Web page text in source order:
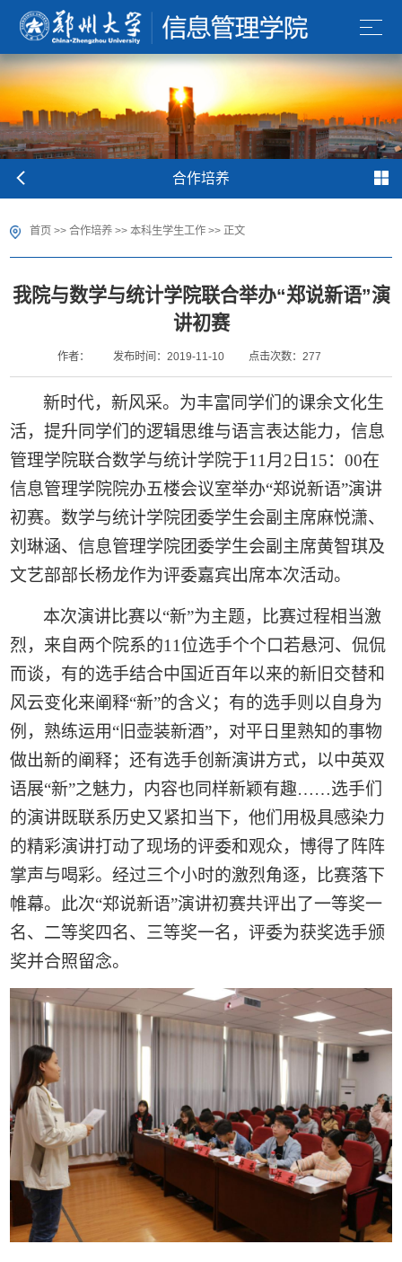
合作培养
首页 >>合作培养 >>本科生学生工作 >> 正文
我院与数学与统计学院联合举办“郑说新语”演
讲初赛
作者： 发布时间：2019-11-10 点击次数： 277
新时代，新风采。 为丰富同学们 的课余文化生
活，提升同学们 的逻辑思维与语言表达能力，信息
管理学院联合数学与统计学院于11月2日 15：00在
信息管理学院院办五楼会议室举办“郑说新语”演讲
初赛。 数学与统计学院团委学生会副 主席麻悦潇、
刘琳涵、信息管理学院团委学生会副主席黄智琪及
文艺部部长杨龙作为评委嘉宾出席本次活动。
本次演讲比赛以“新”为主题，
比赛过程相当激
烈， 来自两个院系的11位选手个个口若悬河、侃侃
而谈， 有的选手结合中国近百年以来的新旧交替和
风云变化来阐释“新”的含义； 有的选手则以自身为
例 ， 熟练运用“ 旧壶装新酒”，对平 日里熟知的事物
做出新的阐释；还有选手创新演讲方式， 以中英双
语展“新”之魅力，内容也同样新颖有趣……选手们
的演讲既联系历史又紧扣当下，他们用极具感染力
的精彩演讲打动了现场的评委和观众，博得了 阵阵
掌声与喝彩。经过三个小时的激烈角逐，比赛落下
帷幕。此次“郑说新语”演讲初赛共评出了一等奖一
名、 二等奖四名、 三等奖一名，评委为获奖选手颁
奖并合照留念。